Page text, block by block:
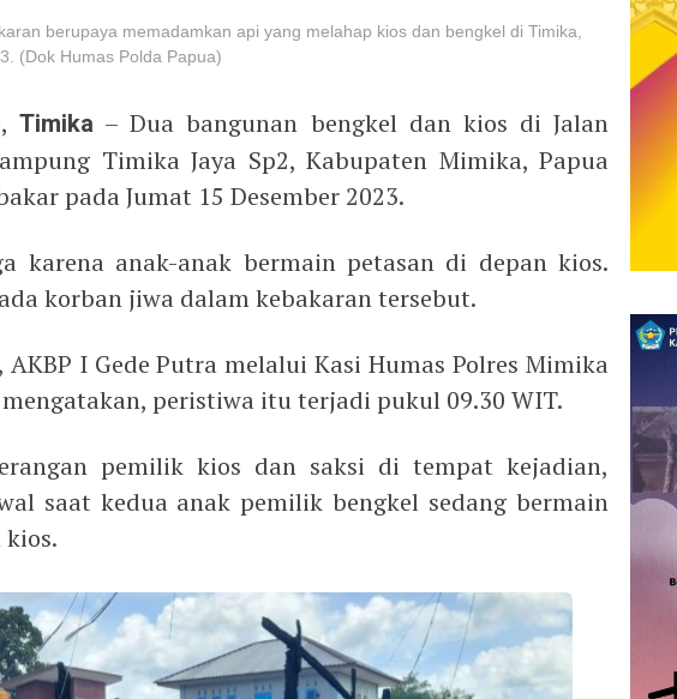
berupaya memadamkan api yang melahap kios dan bengkel di Timika,
(Dok Humas Polda Papua)
,Timika – Dua bangunan bengkel dan kios di Jalan
Timika Jaya Sp2, Kabupaten Mimika, Papua
pada Jumat 15 Desember 2023.
karena anak-anak bermain petasan di depan kios.
korban jiwa dalam kebakaran tersebut.
I Gede Putra melalui Kasi Humas Polres Mimika
peristiwa itu terjadi pukul 09.30 WIT.
pemilik kios dan saksi di tempat kejadian,
saat kedua anak pemilik bengkel sedang bermain